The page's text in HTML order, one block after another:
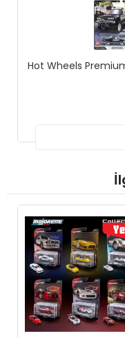
Hot Wheels